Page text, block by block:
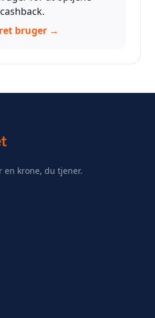
cashback.
bruger →
en krone, du tjener.